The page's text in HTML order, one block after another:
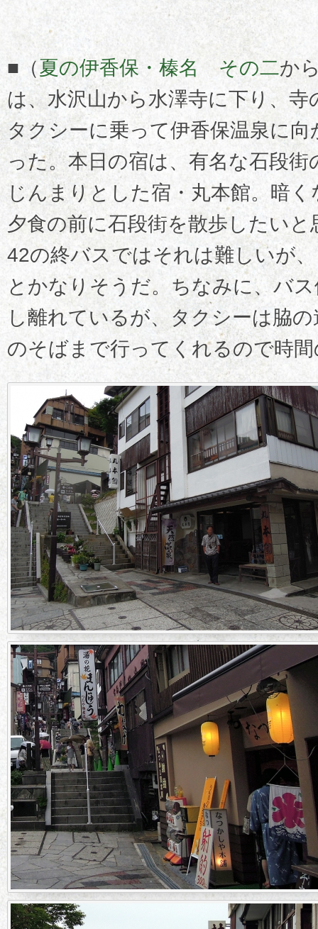
■（夏の伊香保・榛名 その二か
は、水沢山から水澤寺に下り、寺
タクシーに乗って伊香保温泉に
った。本日の宿は、有名な石段
じんまりとした宿・丸本館。暗
夕食の前に石段街を散歩したい
42の終バスではそれは難しいが
とかなりそうだ。ちなみに、バ
し離れているが、タクシーは脇
のそばまで行ってくれるので時